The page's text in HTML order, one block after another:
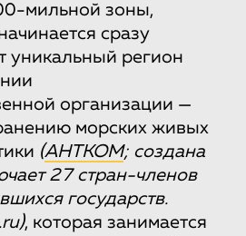
мильной зоны,
сразу
уникальный регион
организации —
морских живых
(АНТКОМ; создана
27 стран-членов
государств.
, которая занимается